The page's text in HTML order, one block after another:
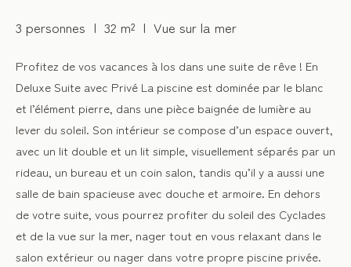
3 personnes 32 m² Vue sur la mer
Profitez de vos vacances à Ios dans une suite de rêve ! En
Deluxe Suite avec Privé La piscine est dominée par le blanc
et l’élément pierre, dans une pièce baignée de lumière au
lever du soleil. Son intérieur se compose d’un espace ouvert,
avec un lit double et un lit simple, visuellement séparés par un
rideau, un bureau et un coin salon, tandis qu’il y a aussi une
salle de bain spacieuse avec douche et armoire. En dehors
de votre suite, vous pourrez profiter du soleil des Cyclades
et de la vue sur la mer, nager tout en vous relaxant dans le
salon extérieur ou nager dans votre propre piscine privée.